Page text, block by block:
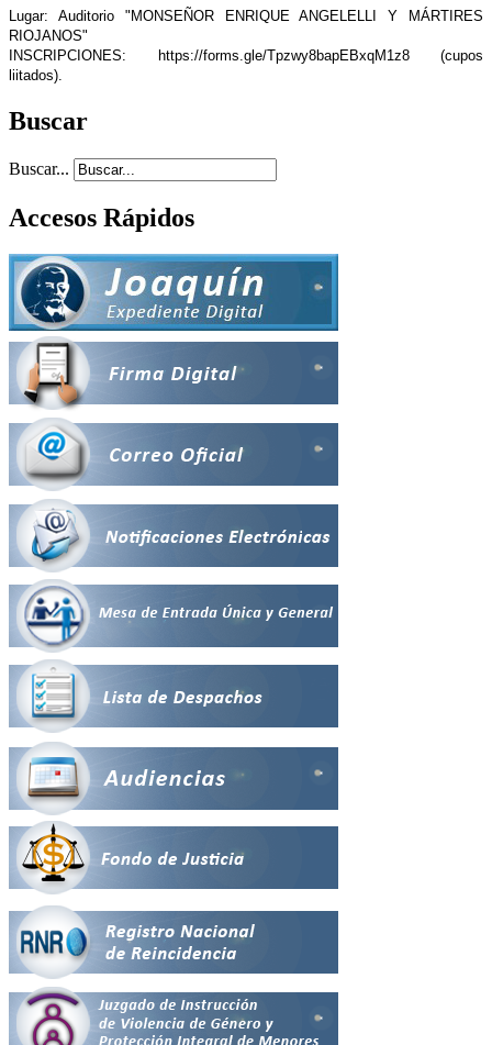
Lugar: Auditorio "MONSEÑOR ENRIQUE ANGELELLI Y MÁRTIRES
RIOJANOS"
INSCRIPCIONES: https://forms.gle/Tpzwy8bapEBxqM1z8 (cupos
liitados).
Buscar
Buscar...
Accesos Rápidos